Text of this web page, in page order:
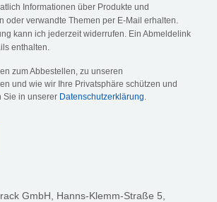
Informationen über Produkte und
oder verwandte Themen per E-Mail erhalten.
kann ich jederzeit widerrufen. Ein Abmeldelink
enthalten.
zum Abbestellen, zu unseren
und wie wir Ihre Privatsphäre schützen und
Sie in unserer Datenschutzerklärung.
GmbH, Hanns-Klemm-Straße 5